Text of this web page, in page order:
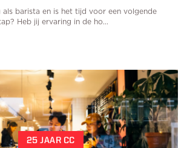
als barista en is het tijd voor een volgende
Heb jij ervaring in de ho...
25 JAAR CC